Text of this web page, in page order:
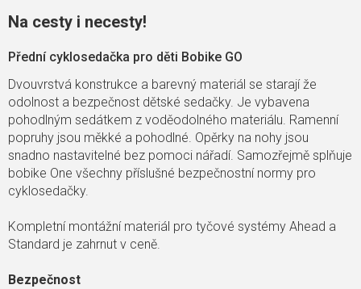
Na cesty i necesty!
Přední cyklosedačka pro děti Bobike GO
Dvouvrstvá konstrukce a barevný materiál se starají že
odolnost a bezpečnost dětské sedačky. Je vybavena
pohodlným sedátkem z voděodolného materiálu. Ramenní
popruhy jsou měkké a pohodlné. Opěrky na nohy jsou
snadno nastavitelné bez pomoci nářadí. Samozřejmě splňuje
bobike One všechny příslušné bezpečnostní normy pro
cyklosedačky.
Kompletní montážní materiál pro tyčové systémy Ahead a
Standard je zahrnut v ceně.
Bezpečnost